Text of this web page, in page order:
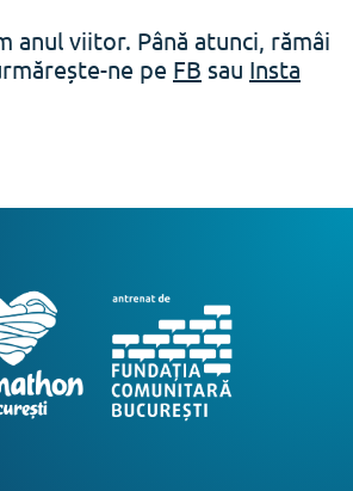
anul viitor. Până atunci, rămâi
ne pe FB sau Insta